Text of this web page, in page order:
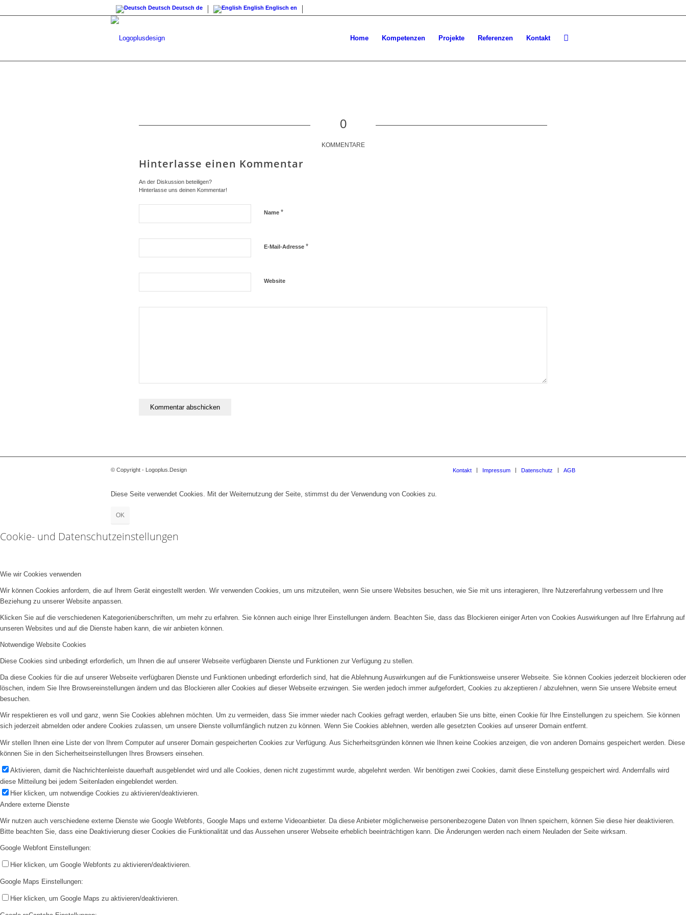
Deutsch Deutsch de English Englisch en
Home Kompetenzen Projekte Referenzen Kontakt
0
KOMMENTARE
Hinterlasse einen Kommentar
An der Diskussion beteiligen?
Hinterlasse uns deinen Kommentar!
Name *
E-Mail-Adresse *
Website
© Copyright - Logoplus.Design Kontakt Impressum Datenschutz AGB
Diese Seite verwendet Cookies. Mit der Weiternutzung der Seite, stimmst du der Verwendung von Cookies zu.
OK
Cookie- und Datenschutzeinstellungen
Wie wir Cookies verwenden
Wir können Cookies anfordern, die auf Ihrem Gerät eingestellt werden. Wir verwenden Cookies, um uns mitzuteilen, wenn Sie unsere Websites besuchen, wie Sie mit uns interagieren, Ihre Nutzererfahrung verbessern und Ihre
Beziehung zu unserer Website anpassen.
Klicken Sie auf die verschiedenen Kategorienüberschriften, um mehr zu erfahren. Sie können auch einige Ihrer Einstellungen ändern. Beachten Sie, dass das Blockieren einiger Arten von Cookies Auswirkungen auf Ihre Erfahrung auf
unseren Websites und auf die Dienste haben kann, die wir anbieten können.
Notwendige Website Cookies
Diese Cookies sind unbedingt erforderlich, um Ihnen die auf unserer Webseite verfügbaren Dienste und Funktionen zur Verfügung zu stellen.
Da diese Cookies für die auf unserer Webseite verfügbaren Dienste und Funktionen unbedingt erforderlich sind, hat die Ablehnung Auswirkungen auf die Funktionsweise unserer Webseite. Sie können Cookies jederzeit blockieren oder
löschen, indem Sie Ihre Browsereinstellungen ändern und das Blockieren aller Cookies auf dieser Webseite erzwingen. Sie werden jedoch immer aufgefordert, Cookies zu akzeptieren / abzulehnen, wenn Sie unsere Website erneut
besuchen.
Wir respektieren es voll und ganz, wenn Sie Cookies ablehnen möchten. Um zu vermeiden, dass Sie immer wieder nach Cookies gefragt werden, erlauben Sie uns bitte, einen Cookie für Ihre Einstellungen zu speichern. Sie können
sich jederzeit abmelden oder andere Cookies zulassen, um unsere Dienste vollumfänglich nutzen zu können. Wenn Sie Cookies ablehnen, werden alle gesetzten Cookies auf unserer Domain entfernt.
Wir stellen Ihnen eine Liste der von Ihrem Computer auf unserer Domain gespeicherten Cookies zur Verfügung. Aus Sicherheitsgründen können wie Ihnen keine Cookies anzeigen, die von anderen Domains gespeichert werden. Diese
können Sie in den Sicherheitseinstellungen Ihres Browsers einsehen.
Aktivieren, damit die Nachrichtenleiste dauerhaft ausgeblendet wird und alle Cookies, denen nicht zugestimmt wurde, abgelehnt werden. Wir benötigen zwei Cookies, damit diese Einstellung gespeichert wird. Andernfalls wird
diese Mitteilung bei jedem Seitenladen eingeblendet werden.
Hier klicken, um notwendige Cookies zu aktivieren/deaktivieren.
Andere externe Dienste
Wir nutzen auch verschiedene externe Dienste wie Google Webfonts, Google Maps und externe Videoanbieter. Da diese Anbieter möglicherweise personenbezogene Daten von Ihnen speichern, können Sie diese hier deaktivieren.
Bitte beachten Sie, dass eine Deaktivierung dieser Cookies die Funktionalität und das Aussehen unserer Webseite erheblich beeinträchtigen kann. Die Änderungen werden nach einem Neuladen der Seite wirksam.
Google Webfont Einstellungen:
Hier klicken, um Google Webfonts zu aktivieren/deaktivieren.
Google Maps Einstellungen:
Hier klicken, um Google Maps zu aktivieren/deaktivieren.